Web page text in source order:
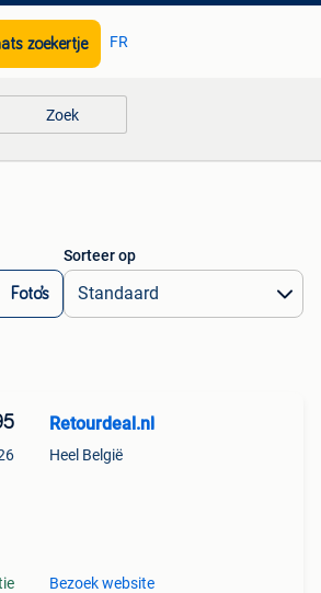
zoekertje FR
Zoek
Foto’s
Sorteer op
Retourdeal.nl
Heel België
Bezoek website